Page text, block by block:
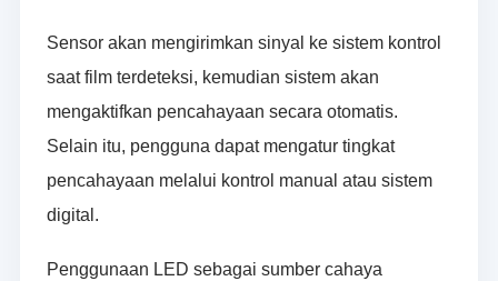
Sensor akan mengirimkan sinyal ke sistem kontrol
saat film terdeteksi, kemudian sistem akan
mengaktifkan pencahayaan secara otomatis.
Selain itu, pengguna dapat mengatur tingkat
pencahayaan melalui kontrol manual atau sistem
digital.
Penggunaan LED sebagai sumber cahaya